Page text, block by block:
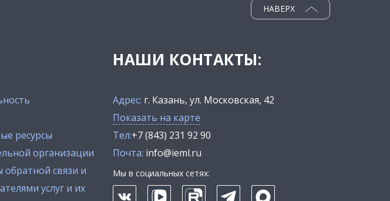
ресурсы
организации
связи и
услуг и их
НАВЕРХ
НАШИ КОНТАКТЫ:
Адрес: г. Казань, ул. Московская, 42
Показать на карте
Тел:+7 (843) 231 92 90
Почта: info@ieml.ru
Мы в социальных сетях: